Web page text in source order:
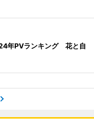
年PVランキング 花と自